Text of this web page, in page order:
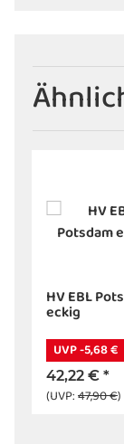
HV EBL
eckig
UVP -5,68 €
42,22 € *
(UVP:47,90 €)